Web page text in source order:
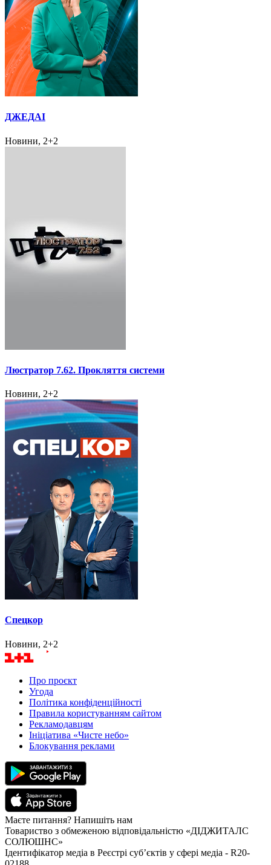
ДЖЕДАІ
Новини, 2+2
Люстратор 7.62. Прокляття системи
Новини, 2+2
Спецкор
Новини, 2+2
Про проєкт
Угода
Політика конфіденційності
Правила користуванням сайтом
Рекламодавцям
Ініціатива «Чисте небо»
Блокування реклами
Маєте питання? Напишіть нам
Товариство з обмеженою відповідальністю «ДІДЖИТАЛС
СОЛЮШНС»
Ідентифікатор медіа в Реєстрі суб’єктів у сфері медіа - R20-